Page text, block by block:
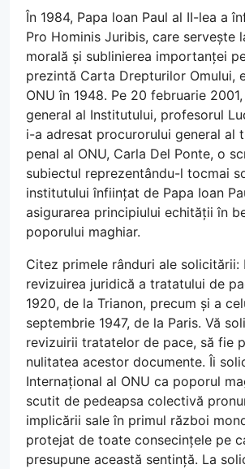
În 1984, Papa loan Paul al II-lea a
Pro Hominis Juribis, care servește
morală și sublinierea importanței
prezintă Carta Drepturilor Omului,
ONU în 1948. Pe 20 februarie
general al Institutului, profesorul
i-a adresat procurorului general al
penal al ONU, Carla Del Ponte, o
subiectul reprezentându-l tocmai
institutului înființat de Papa Ioan
asigurarea principiului echității în
poporului maghiar.
Citez primele rânduri ale solicitării:
revizuirea juridică a tratatului de
1920, de la Trianon, precum și a
septembrie 1947, de la Paris. Vă
revizuirii tratatelor de pace, să fie
nulitatea acestor documente. Îi
Internațional al ONU ca poporul
scutit de pedeapsa colectivă
implicării sale în primul război
protejat de toate consecințele pe
presupune această sentință. La